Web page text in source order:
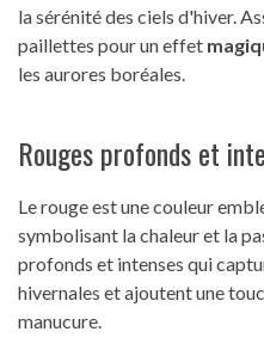
la sérénité des ciels d'hiver.
paillettes pour un effet
les aurores boréales.
Rouges profonds et
Le rouge est une couleur
symbolisant la chaleur et la
profonds et intenses qui
hivernales et ajoutent une
manucure.